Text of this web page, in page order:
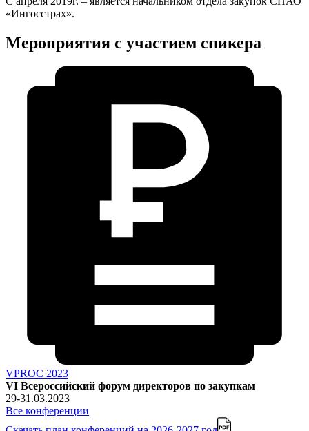
«Ингосстрах».
Мероприятия с участием спикера
VPROC 2023
VI Всероссийский форум директоров по закупкам
29-31.03.2023
Все конференции